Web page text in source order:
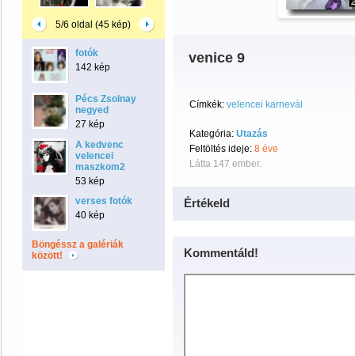
5/6 oldal (45 kép)
fotók
142 kép
Pécs Zsolnay
negyed
27 kép
A kedvenc
velencei
maszkom2
53 kép
verses fotók
40 kép
Böngéssz a galériák
között!
venice 9
Címkék: velencei karnevál
Kategória: Utazás
Feltöltés ideje: 8 éve
Látta 147 ember.
Értékeld
Kommentáld!